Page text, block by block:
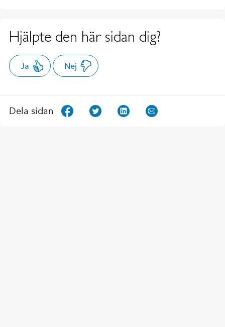
Hjälpte den här sidan dig?
Ja Nej
Dela sidan